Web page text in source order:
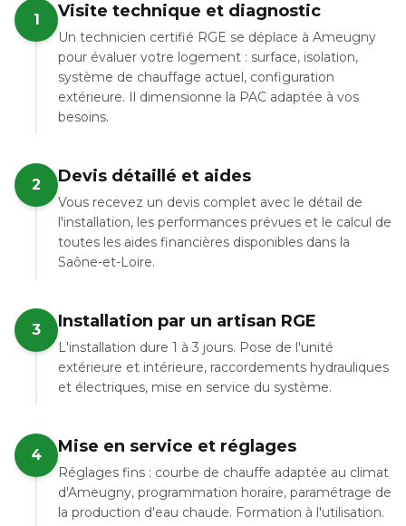
1 Visite technique et diagnostic
Un technicien certifié RGE se déplace à Ameugny
pour évaluer votre logement : surface, isolation,
système de chauffage actuel, configuration
extérieure. Il dimensionne la PAC adaptée à vos
besoins.
2 Devis détaillé et aides
Vous recevez un devis complet avec le détail de
l'installation, les performances prévues et le calcul de
toutes les aides financières disponibles dans la
Saône-et-Loire.
3 Installation par un artisan RGE
L'installation dure 1 à 3 jours. Pose de l'unité
extérieure et intérieure, raccordements hydrauliques
et électriques, mise en service du système.
4 Mise en service et réglages
Réglages fins : courbe de chauffe adaptée au climat
d'Ameugny, programmation horaire, paramétrage de
la production d'eau chaude. Formation à l'utilisation.